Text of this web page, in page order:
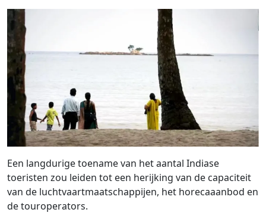
Een langdurige toename van het aantal Indiase
toeristen zou leiden tot een herijking van de capaciteit
van de luchtvaartmaatschappijen, het horecaaanbod en
de touroperators.